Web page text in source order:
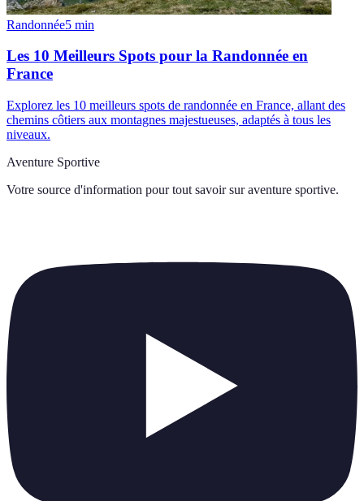
Randonnée5 min
Les 10 Meilleurs Spots pour la Randonnée en
France
Explorez les 10 meilleurs spots de randonnée en France, allant des
chemins côtiers aux montagnes majestueuses, adaptés à tous les
niveaux.
Aventure Sportive
Votre source d'information pour tout savoir sur aventure sportive.